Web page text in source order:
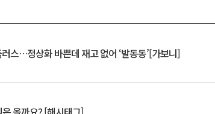
스…정상화 바쁜데 재고 없어 ‘발동동’[가보니]